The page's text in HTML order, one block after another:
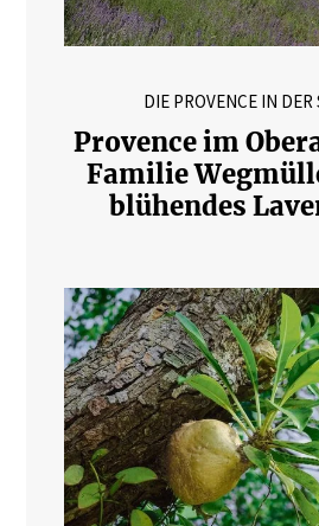
DIE PROVENCE IN DER
Provence im
Familie
blühendes